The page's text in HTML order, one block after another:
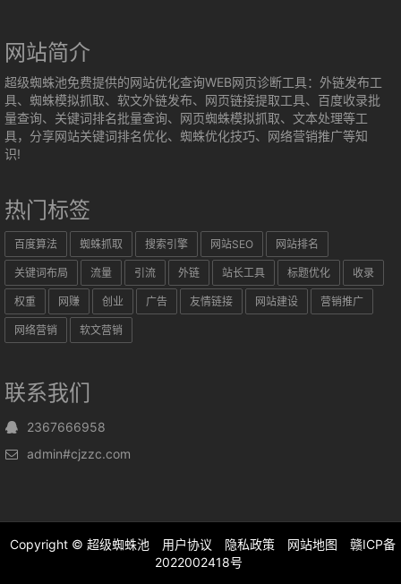
网站简介
超级蜘蛛池免费提供的网站优化查询WEB网页诊断工具：外链发布工
具、蜘蛛模拟抓取、软文外链发布、网页链接提取工具、百度收录批
量查询、关键词排名批量查询、网页蜘蛛模拟抓取、文本处理等工
具，分享网站关键词排名优化、蜘蛛优化技巧、网络营销推广等知
识!
热门标签
百度算法 蜘蛛抓取 搜索引擎 网站SEO 网站排名
关键词布局 流量 引流 外链 站长工具 标题优化 收录
权重 网赚 创业 广告 友情链接 网站建设 营销推广
网络营销 软文营销
联系我们
2367666958
admin#cjzzc.com
Copyright © 超级蜘蛛池 用户协议 隐私政策 网站地图
赣ICP备
2022002418号